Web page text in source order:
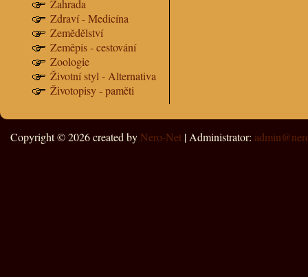
Zahrada
Zdraví - Medicína
Zemědělství
Zeměpis - cestování
Zoologie
Životní styl - Alternativa
Životopisy - paměti
Copyright © 2026created by Nero-Net | Administrator: